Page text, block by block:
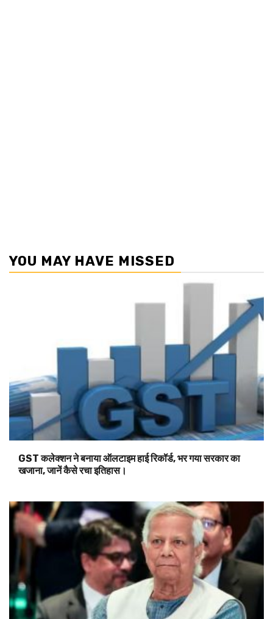
YOU MAY HAVE MISSED
GST कलेक्शन ने बनाया ऑलटाइम हाई रिकॉर्ड, भर गया सरकार का
खजाना, जानें कैसे रचा इतिहास।